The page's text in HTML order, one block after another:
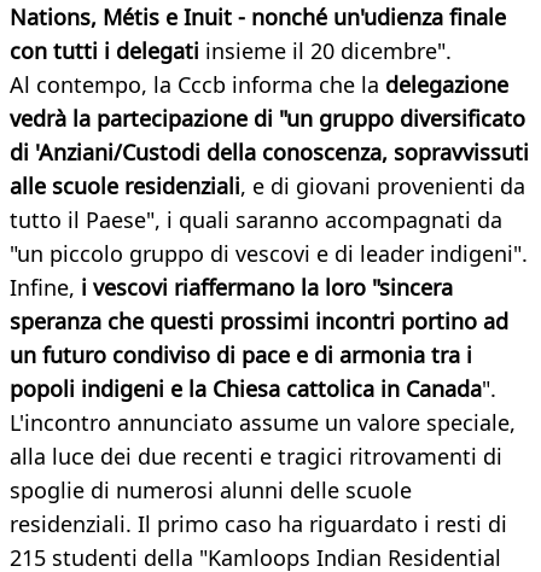
Nations, Métis e Inuit - nonché un'udienza finale
con tutti i delegati insieme il 20 dicembre".
Al contempo, la Cccb informa che la delegazione
vedrà la partecipazione di "un gruppo diversificato
di 'Anziani/Custodi della conoscenza, sopravvissuti
alle scuole residenziali, e di giovani provenienti da
tutto il Paese", i quali saranno accompagnati da
"un piccolo gruppo di vescovi e di leader indigeni".
Infine, i vescovi riaffermano la loro "sincera
speranza che questi prossimi incontri portino ad
un futuro condiviso di pace e di armonia tra i
popoli indigeni e la Chiesa cattolica in Canada".
L'incontro annunciato assume un valore speciale,
alla luce dei due recenti e tragici ritrovamenti di
spoglie di numerosi alunni delle scuole
residenziali. Il primo caso ha riguardato i resti di
215 studenti della "Kamloops Indian Residential